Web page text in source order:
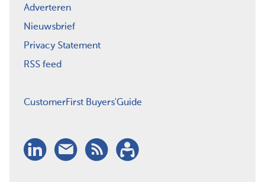
Adverteren
Nieuwsbrief
Privacy Statement
RSS feed
CustomerFirst Buyers'Guide
LinkedIn
Nieuwsbrief
RSSAbonneren